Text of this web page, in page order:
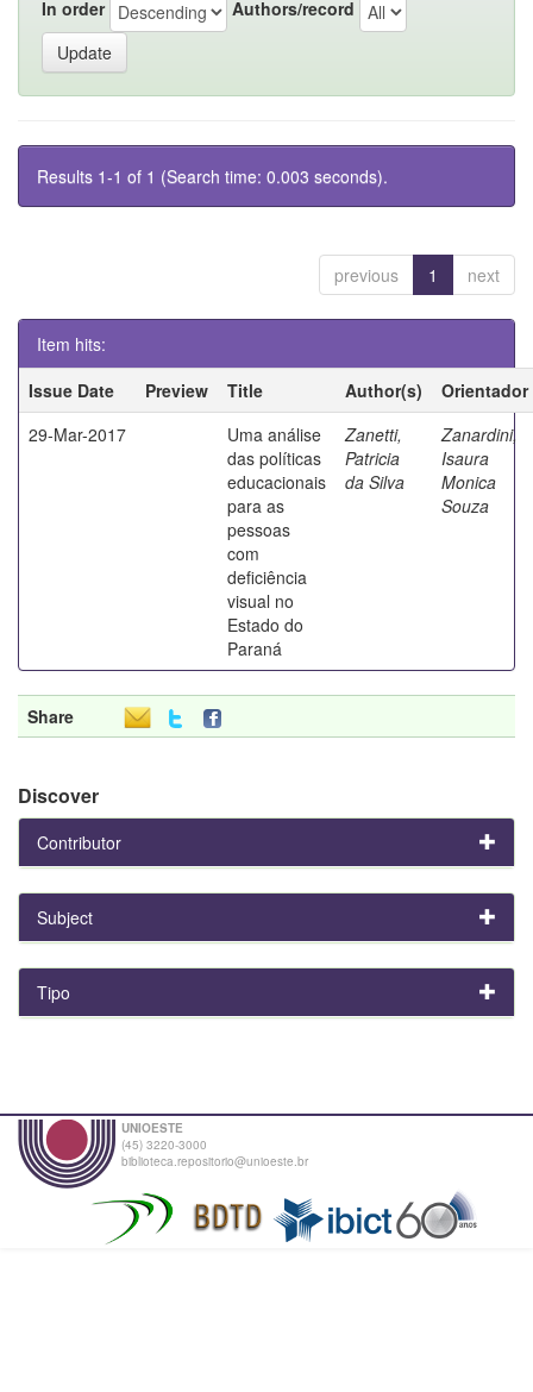
In order Authors/record
Results 1-1 of 1 (Search time: 0.003 seconds).
previous 1 next
Item hits:
Issue Date
Preview Title Author(s)
Orientador
29-Mar-2017
Uma análise
das políticas
educacionais
para as
pessoas
com
deficiência
visual no
Estado do
Paraná
Zanetti,
Patricia
da Silva
Zanardini,
Isaura
Monica
Souza
Share
Discover
Contributor
Subject
Tipo
UNIOESTE
(45) 3220-3000
biblioteca.repositorio@unioeste.br